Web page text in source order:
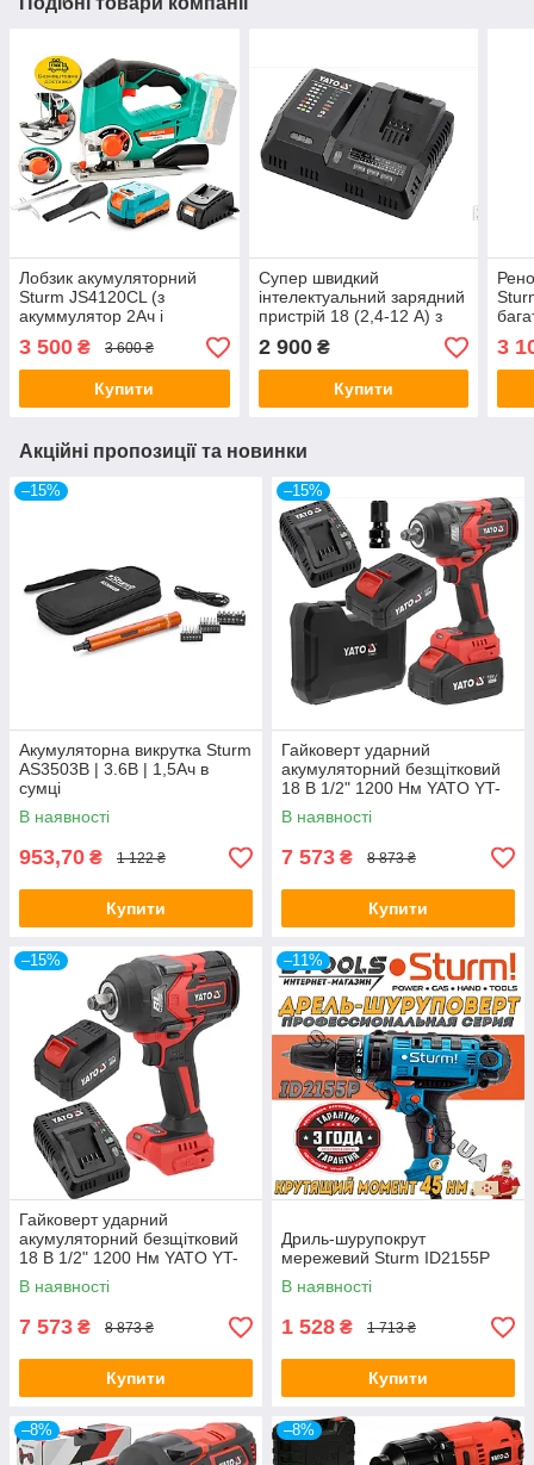
Лобзик акумуляторний
Sturm JS4120CL (з
акуммулятор 2Ач і
зарядним пристроєм)
3 500 ₴ 3 600 ₴
Купити
Супер швидкий
інтелектуальний зарядний
пристрій 18 (2,4-12 А) з
системою охолодження
YATO YT-828502
2 900₴
Купити
2Ач
3
Акційні пропозиції та новинки
–15%
Акумуляторна викрутка Sturm
AS3503B | 3.6В | 1,5Ач в
сумці
В наявності
953,70 ₴ 1 122 ₴
Купити
–15%
Гайковерт ударний
акумуляторний безщітковий
18 В 1/2" 1200 Нм YATO YT-
828071
В наявності
7 573 ₴ 8 873 ₴
Купити
–15%
Гайковерт ударний
акумуляторний безщітковий
18 В 1/2" 1200 Нм YATO YT-
828071
В наявності
7 573 ₴ 8 873 ₴
Купити
–11%
Дриль-шурупокрут
мережевий Sturm ID2155P
В наявності
1 528 ₴ 1 713 ₴
Купити
–8% –8%